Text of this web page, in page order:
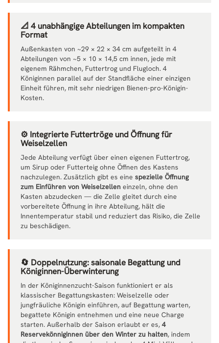
📐 4 unabhängige Abteilungen im kompakten
Format
Außenkasten von ~29 × 22 × 34 cm aufgeteilt in 4
Abteilungen von ~5 × 10 × 14,5 cm innen, jede mit
eigenem Rähmchen, Futtertrog und Flugloch. 4
Königinnen parallel auf der Standfläche einer einzigen
Einheit führen, mit sehr niedrigen Bienen-pro-Königin-
Kosten.
⚙️ Integrierte Futtertröge und Öffnung für
Weiselzellen
Jede Abteilung verfügt über einen eigenen Futtertrog,
um Sirup oder Futterteig ohne Öffnen des Kastens
nachzulegen. Zusätzlich gibt es eine spezielle Öffnung
zum Einführen von Weiselzellen einzeln, ohne den
Kasten abzudecken — die Zelle gleitet durch eine
vorbereitete Öffnung in ihre Abteilung, hält die
Innentemperatur stabil und reduziert das Risiko, die Zelle
zu beschädigen.
🔄 Doppelnutzung: saisonale Begattung und
Königinnen-Überwinterung
In der Königinnenzucht-Saison funktioniert er als
klassischer Begattungskasten: Weiselzelle oder
jungfräuliche Königin einführen, auf Begattung warten,
begattete Königin entnehmen und eine neue Charge
starten. Außerhalb der Saison erlaubt er es, 4
Reservekönniginnen über den Winter zu halten, indem